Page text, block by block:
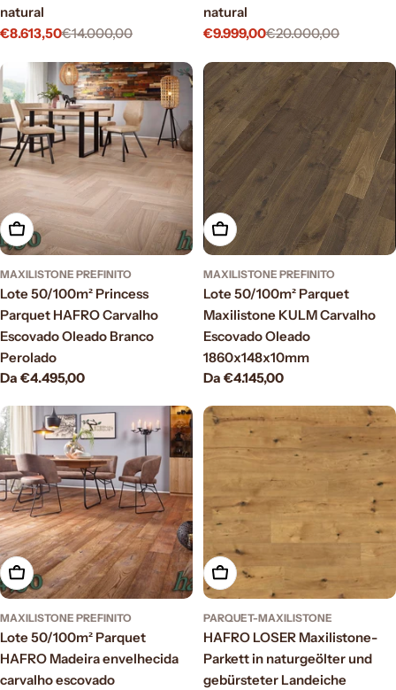
natural
Prezzo
€8.613,50
Prezzo
€14.000,00
natural
Prezzo
vendita
€9.999,00
Prezzo
€20.000,00
Scegli le opzioni
MAXILISTONE PREFINITO
Lote 50/100m² Princess
Parquet HAFRO Carvalho
Escovado Oleado Branco
Perolado
Prezzo
Da €4.495,00
Scegli le opzioni
MAXILISTONE PREFINITO
Lote 50/100m² Parquet
Maxilistone KULM Carvalho
Escovado Oleado
1860x148x10mm
Prezzo
Da €4.145,00
Scegli le opzioni
MAXILISTONE PREFINITO
Lote 50/100m² Parquet
HAFRO Madeira envelhecida
carvalho escovado
Aggiungi al carrello
PARQUET-MAXILISTONE
HAFRO LOSER Maxilistone-
Parkett in naturgeölter und
gebürsteter Landeiche